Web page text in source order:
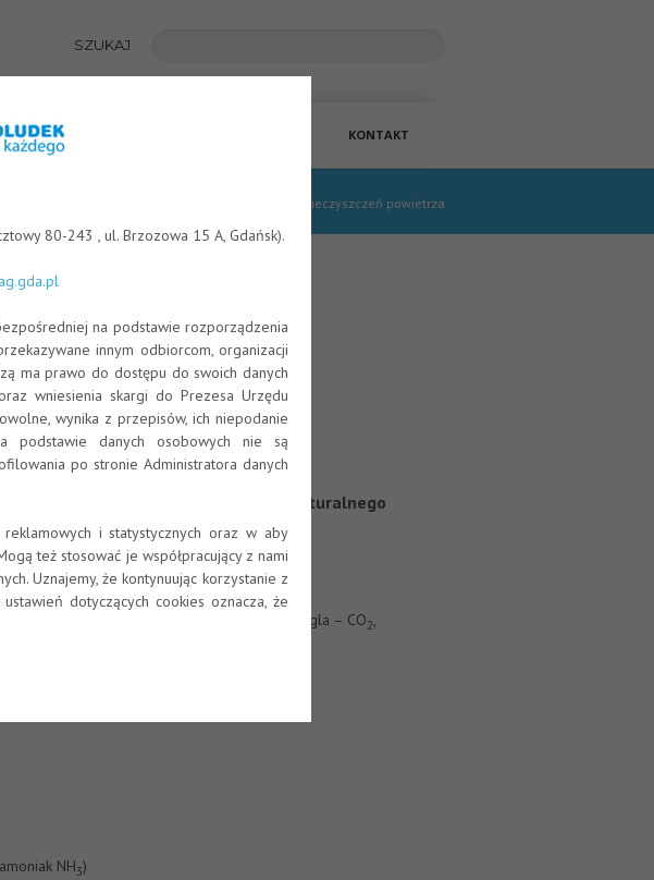
80-243 , ul. Brzozowa 15 A, Gdańsk).
na podstawie rozporządzenia
innym odbiorcom, organizacji
ma prawo do dostępu do swoich danych
wniesienia skargi do Prezesa Urzędu
wynika z przepisów, ich niepodanie
podstawie danych osobowych nie są
po stronie Administratora danych
i statystycznych oraz w aby
też stosować je współpracujący z nami
Uznajemy, że kontynuując korzystanie z
dotyczących cookies oznacza, że
SZUKAJ
STREFA WIEDZY KONTAKT
Źródła zanieczyszczeń powietrza
emisji zanieczyszczeń
na dwie grupy
pochodzenia naturalnego
(popioły i gazy wulkaniczne: dwutlenek węgla – CO2,
NH3)